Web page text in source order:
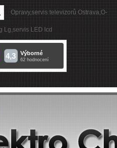
Opravy,servis televizorů Ostrava,O-
Lg,servis LED lcd